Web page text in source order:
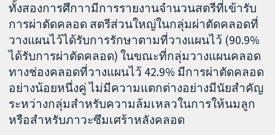
ทั้งสองการศึกาามีการรายงานจำนวนสตรีที่เข้ารับ
การผ่าตัดคลอด สตรีส่วนใหญ่ในกลุ่มผ่าตัดคลอดที่
วางแผนไว้ได้รับการรักษาตามที่วางแผนไว้ (90.9%
ได้รับการผ่าตัดคลอด) ในขณะที่กลุ่มวางแผนคลอด
ทางช่องคลอดที่วางแผนไว้ 42.9% มีการผ่าตัดคลอด
อย่างน้อยหนึ่งคู่ ไม่มีความแตกต่างอย่างมีนัยสำคัญ
ระหว่างกลุ่มสำหรับความล้มเหลวในการให้นมลูก
หรือสำหรับภาวะซึมเศร้าหลังคลอด